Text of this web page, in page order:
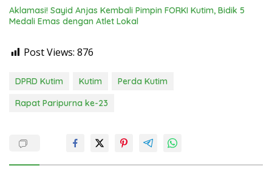
Aklamasi! Sayid Anjas Kembali Pimpin FORKI Kutim, Bidik 5
Medali Emas dengan Atlet Lokal
Post Views: 876
DPRD Kutim Kutim
Perda Kutim
Rapat Paripurna ke-23